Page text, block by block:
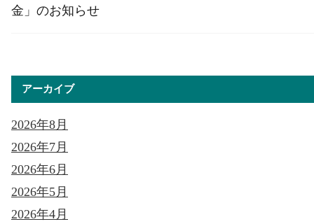
金」のお知らせ
アーカイブ
2026年8月
2026年7月
2026年6月
2026年5月
2026年4月